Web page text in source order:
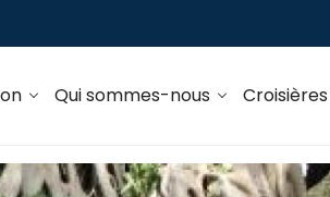
Qui sommes-nous Croisières